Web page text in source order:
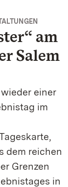
am
Salem
einer
im
dem reichen
Grenzen
in